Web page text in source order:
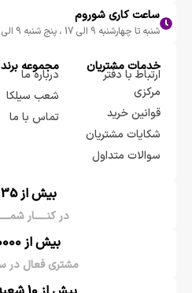
ساعت کاری شوروم
شنبه تا چهارشنبه 9 الی 17 ، پنج شنبه 9 الی 14
خدمات مشتریان
ارتباط با دفتر
مرکزی
قوانین خرید
شکایات مشتریان
سوالات متداول
مجموعه
درباره ما
شعب سیلکا
تماس با ما
بیش از 35 سال
در کنـــــار
بیش از 50000 نفر
مشتری فعال در